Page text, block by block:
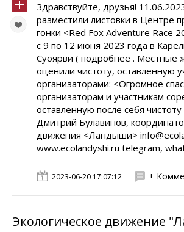
Здравствуйте, друзья!
разместили листовки в Центре
гонки <Red Fox Adventure Race
с 9 по 12 июня 2023 года в
Суоярви ( подробнее . Местные
оценили чистоту, оставленную
организаторами: <Огромное
организаторам и участникам
оставленную после себя
Дмитрий Булавинов,
движения <Ландыши>
www.ecolandyshi.ru telegram,
2023-06-20 17:07:12 +
Экологическое движение